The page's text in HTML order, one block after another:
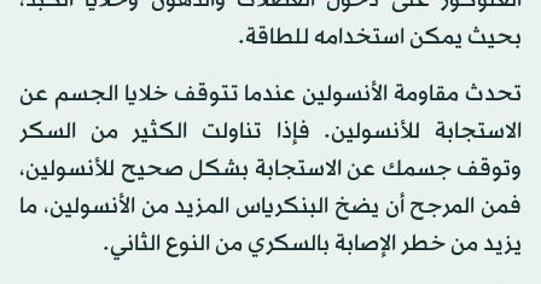
بحيث يمكن استخدامه للطاقة.
تحدث مقاومة الأنسولين عندما تتوقف خلايا الجسم عن
الاستجابة للأنسولين. فإذا تناولت الكثير من السكر
وتوقف جسمك عن الاستجابة بشكل صحيح للأنسولين،
فمن المرجح أن يضخ البنكرياس المزيد من الأنسولين، ما
يزيد من خطر الإصابة بالسكري من النوع الثاني.